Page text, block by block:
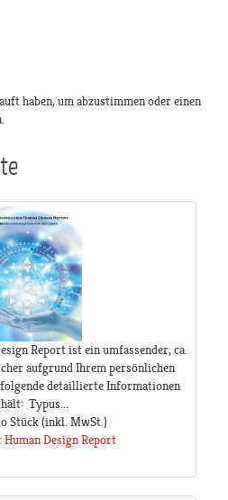
haben, um abzustimmen oder einen
Report ist ein umfassender, ca.
aufgrund Ihrem persönlichen
detaillierte Informationen
Typus...
Stück(inkl. MwSt.)
Design Report